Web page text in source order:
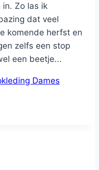
Zo las ik
dat veel
komende herfst en
zelfs een stop
een beetje...
Dames